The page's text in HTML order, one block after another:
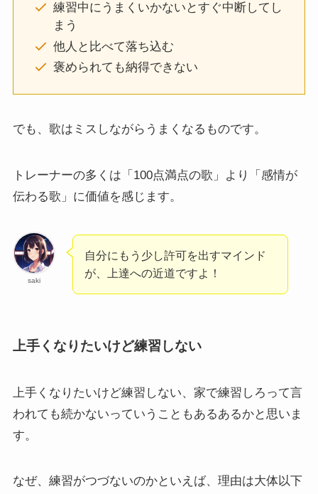
練習中にうまくいかないとすぐ中断してし
まう
他人と比べて落ち込む
褒められても納得できない
でも、歌はミスしながらうまくなるものです。
トレーナーの多くは「100点満点の歌」より「感情が
伝わる歌」に価値を感じます。
saki
自分にもう少し許可を出すマインド
が、上達への近道ですよ！
上手くなりたいけど練習しない
上手くなりたいけど練習しない、家で練習しろって言
われても続かないっていうこともあるあるかと思いま
す。
なぜ、練習がつづないのかといえば、理由は大体以下